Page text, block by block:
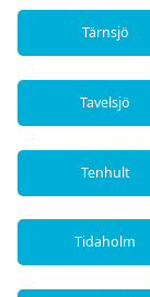
Tärnsjö
Tavelsjö
Tenhult
Tidaholm